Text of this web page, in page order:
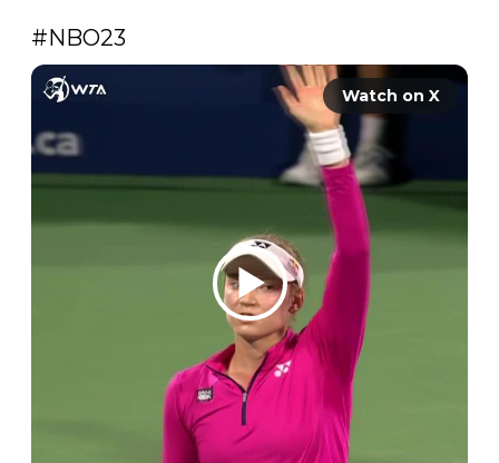
#NBO23
Watch on X